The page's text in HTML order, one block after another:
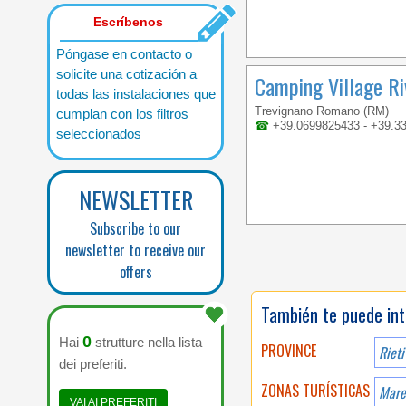
Escríbenos
Póngase en contacto o
solicite una cotización a
todas las instalaciones que
cumplan con los filtros
seleccionados
NEWSLETTER
Subscribe to our
newsletter to receive our
offers
Hai 0 strutture nella lista
dei preferiti.
VAI AI PREFERITI
Camping Village
Trevignano Romano (RM)
☎ +39.0699825433 -
También te puede
PROVINCE
Rieti
ZONAS TURÍSTICAS